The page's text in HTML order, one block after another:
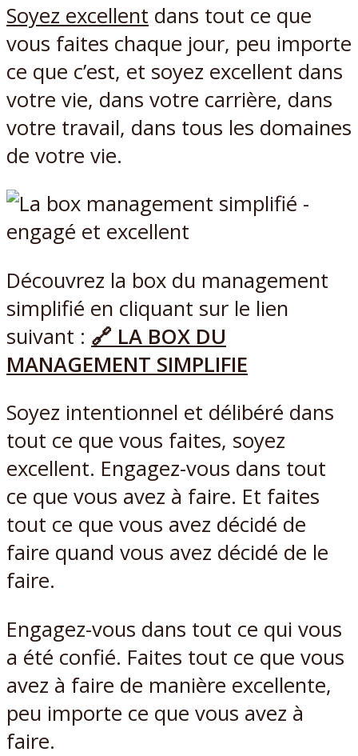
Soyez excellent dans tout ce que
vous faites chaque jour, peu importe
ce que c’est, et soyez excellent dans
votre vie, dans votre carrière, dans
votre travail, dans tous les domaines
de votre vie.
Découvrez la box du management
simplifié en cliquant sur le lien
suivant : 🔗 LA BOX DU
MANAGEMENT SIMPLIFIE
Soyez intentionnel et délibéré dans
tout ce que vous faites, soyez
excellent. Engagez-vous dans tout
ce que vous avez à faire. Et faites
tout ce que vous avez décidé de
faire quand vous avez décidé de le
faire.
Engagez-vous dans tout ce qui vous
a été confié. Faites tout ce que vous
avez à faire de manière excellente,
peu importe ce que vous avez à
faire.